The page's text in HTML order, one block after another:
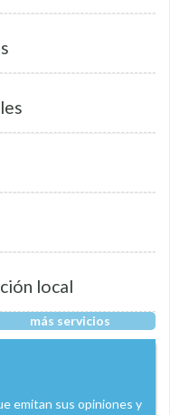
local
más servicios
emitan sus opiniones y